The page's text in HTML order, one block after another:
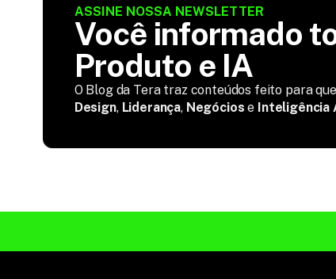
ASSINE NOSSA NEWSLETTER
Você informado
Produto e IA
O Blog da Tera traz conteúdos feito para
Design, Liderança, Negócios e Inteligência